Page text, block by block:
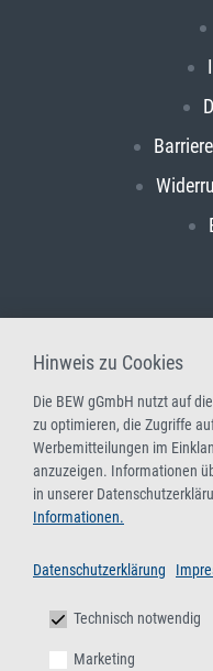
Hinweis zu Cookies
Die BEW gGmbH nutzt auf
zu optimieren, die Zugriffe
Werbemitteilungen im
anzuzeigen. Informationen
in unserer
Informationen.
Datenschutzerklärung
Technisch notwendig
Marketing